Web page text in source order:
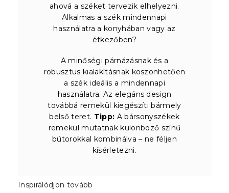
ahová a széket tervezik elhelyezni.
Alkalmas a szék mindennapi
használatra a konyhában vagy az
étkezőben?
A minőségi párnázásnak és a
robusztus kialakításnak köszönhetően
a szék ideális a mindennapi
használatra. Az elegáns design
továbbá remekül kiegészíti bármely
belső teret. Tipp: A bársonyszékek
remekül mutatnak különböző színű
bútorokkal kombinálva – ne féljen
kísérletezni.
Inspirálódjon tovább